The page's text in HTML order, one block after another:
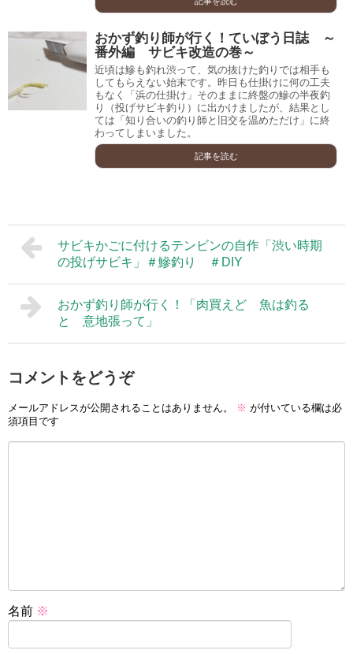
おかず釣り師が行く！ていぼう日誌 ～
番外編 サビキ改造の巻～
近頃は鰺も釣れ渋って、気の抜けた釣りでは相手も
してもらえない始末です。昨日も仕掛けに何の工夫
もなく「浜の仕掛け」そのままに終盤の鰺の半夜釣
り（投げサビキ釣り）に出かけましたが、結果とし
ては「知り合いの釣り師と旧交を温めただけ」に終
わってしまいました。
記事を読む
サビキかごに付けるテンビンの自作「渋い時期
の投げサビキ」＃鰺釣り ＃DIY
おかず釣り師が行く！「肉買えど 魚は釣る
と 意地張って」
コメントをどうぞ
メールアドレスが公開されることはありません。 ※ が付いている欄は必
須項目です
名前 ※